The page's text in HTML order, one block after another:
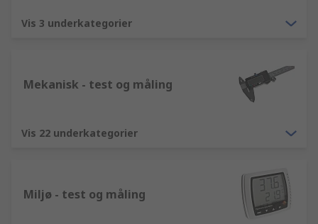
Vis 3 underkategorier
Mekanisk - test og måling
Vis 22 underkategorier
Miljø - test og måling